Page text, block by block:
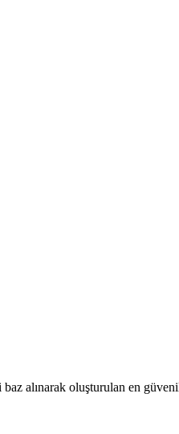
alınarak oluşturulan en